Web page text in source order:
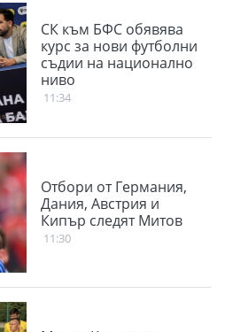
СК към БФС обявява
курс за нови футболни
съдии на национално
ниво
11:34
Отбори от Германия,
Дания, Австрия и
Кипър следят Митов
11:30